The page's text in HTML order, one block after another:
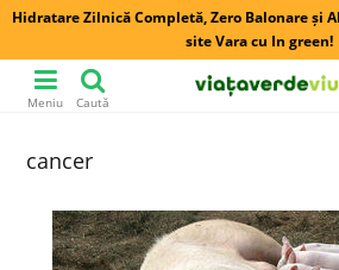
Hidratare Zilnică Completă, Zero Balonare și
site Vara cu In green!
Meniu Caută
cancer